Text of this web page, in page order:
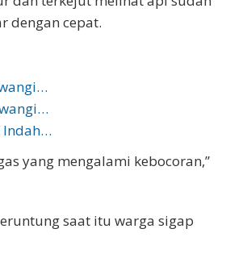
dengan cepat.
Indah…
yang mengalami kebocoran,”
saat itu warga sigap